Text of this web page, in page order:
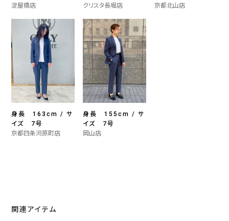
淀屋橋店
クリスタ長堀店
京都北山店
身長 163cm / サ
イズ 7号
京都四条河原町店
身長 155cm / サ
イズ 7号
岡山店
関連アイテム